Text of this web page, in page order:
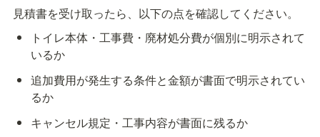
見積書を受け取ったら、以下の点を確認してください。
トイレ本体・工事費・廃材処分費が個別に明示されて
いるか
追加費用が発生する条件と金額が書面で明示されてい
るか
キャンセル規定・工事内容が書面に残るか